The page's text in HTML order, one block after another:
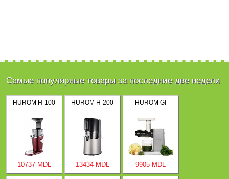
Самые популярные товары за последние две недели
HUROM H-100
10737 MDL
HUROM H-200
13434 MDL
HUROM GI
9905 MDL